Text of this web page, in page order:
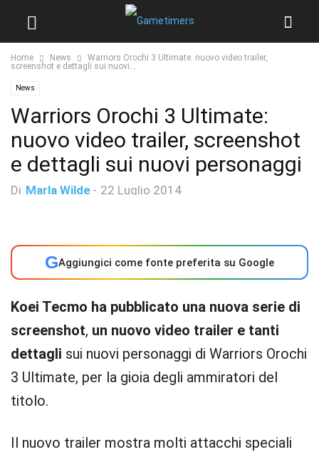
Home News
Warriors Orochi 3 Ultimate: nuovo video trailer,
screenshot e dettagli sui nuovi...
News
Warriors Orochi 3 Ultimate:
nuovo video trailer, screenshot
e dettagli sui nuovi personaggi
Di Marla Wilde - 22 Luglio 2014
GAggiungici come fonte preferita su Google
Koei Tecmo ha pubblicato una nuova serie di
screenshot, un nuovo video trailer e tanti
dettagli sui nuovi personaggi di Warriors Orochi
3 Ultimate, per la gioia degli ammiratori del
titolo.
Il nuovo trailer mostra molti attacchi speciali